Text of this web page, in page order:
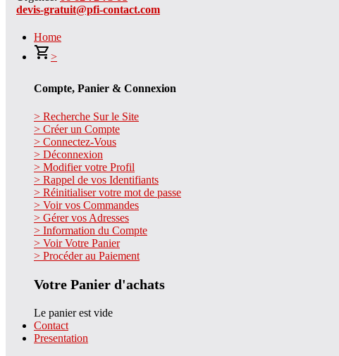
devis-gratuit@pfi-contact.com
Home
>
Compte, Panier & Connexion
> Recherche Sur le Site
> Créer un Compte
> Connectez-Vous
> Déconnexion
> Modifier votre Profil
> Rappel de vos Identifiants
> Réinitialiser votre mot de passe
> Voir vos Commandes
> Gérer vos Adresses
> Information du Compte
> Voir Votre Panier
> Procéder au Paiement
Votre Panier d'achats
Le panier est vide
Contact
Presentation